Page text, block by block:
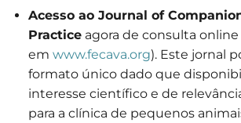
Acesso ao Journal of
Practiceagora de consulta online
em www.fecava.org). Este jornal
formato único dado que
interesse científico e de
para a clínica de pequenos